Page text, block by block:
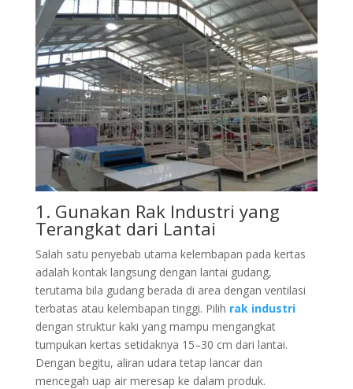
1. Gunakan Rak Industri yang
Terangkat dari Lantai
Salah satu penyebab utama kelembapan pada kertas
adalah kontak langsung dengan lantai gudang,
terutama bila gudang berada di area dengan ventilasi
terbatas atau kelembapan tinggi. Pilih rak industri
dengan struktur kaki yang mampu mengangkat
tumpukan kertas setidaknya 15–30 cm dari lantai.
Dengan begitu, aliran udara tetap lancar dan
mencegah uap air meresap ke dalam produk.